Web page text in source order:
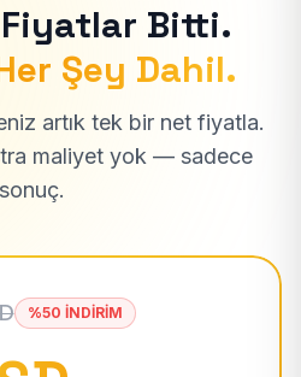
Fiyatlar Bitti.
Şey Dahil.
artık tek bir net fiyatla.
maliyet yok — sadece
sonuç.
%50 İNDİRİM